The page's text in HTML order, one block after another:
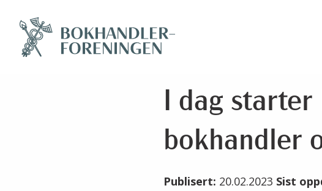
I dag starter
bokhandler
Publisert: 20.02.2023 Sist